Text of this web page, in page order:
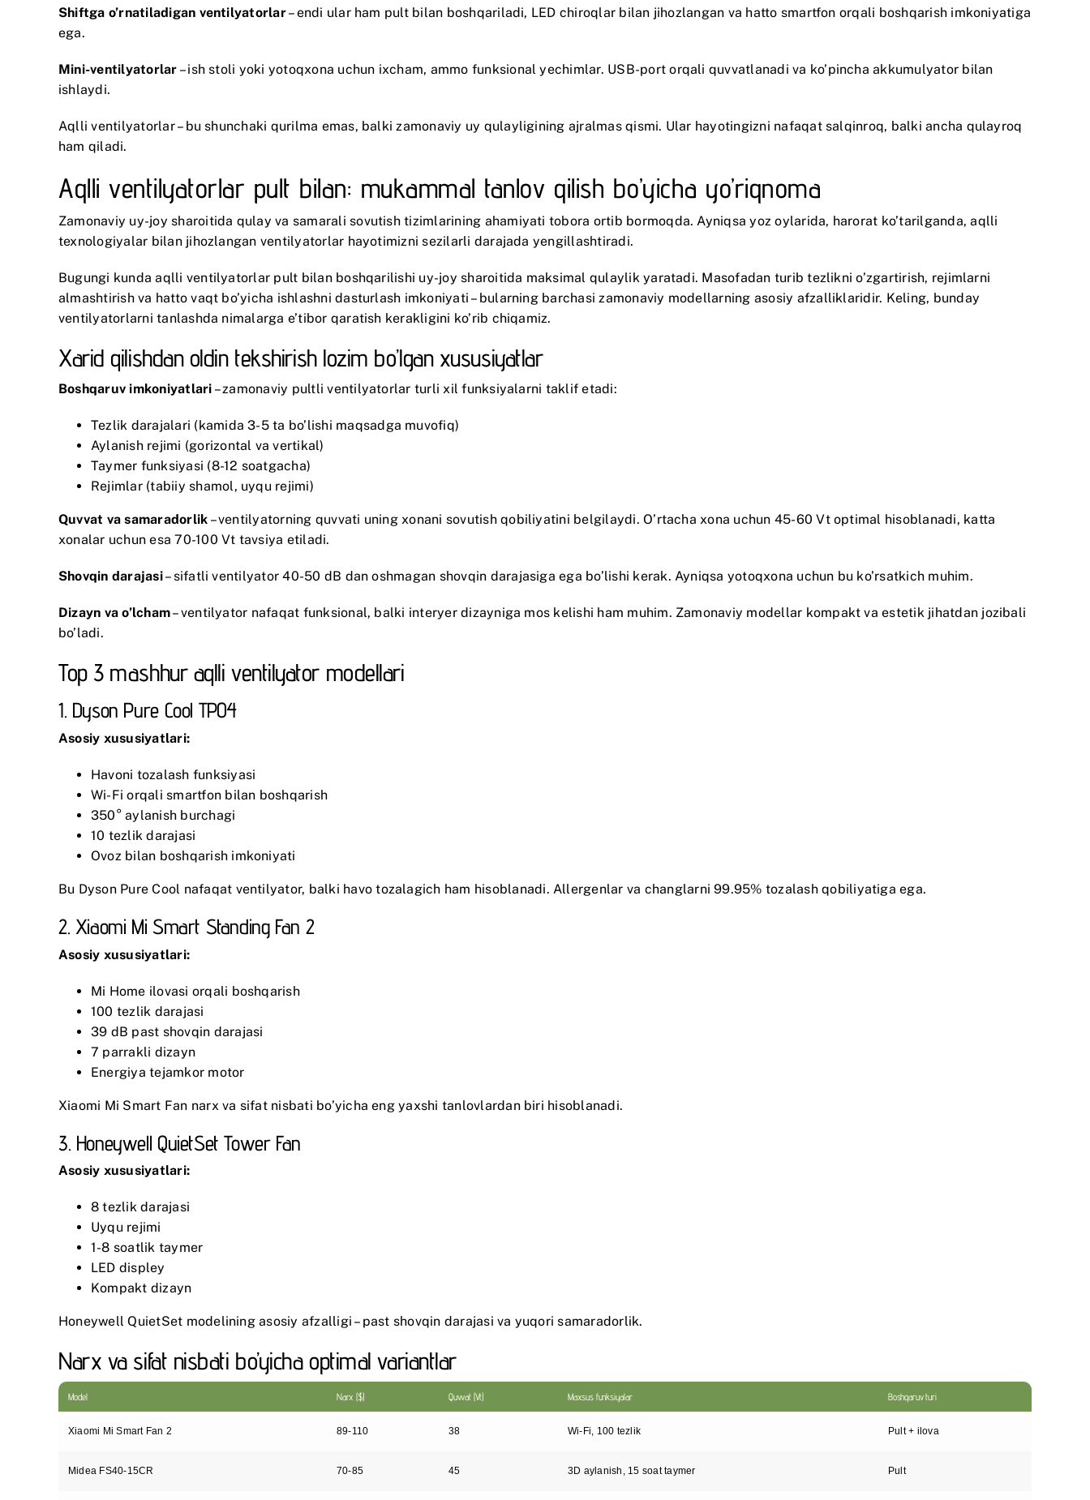
Shiftga o’rnatiladigan ventilyatorlar– endi ular ham pult bilan boshqariladi, LED chiroqlar bilan jihozlangan va hatto smartfon orqali boshqarish imkoniyatiga
ega.
Mini-ventilyatorlar – ish stoli yoki yotoqxona uchun ixcham, ammo funksional yechimlar. USB-port orqali quvvatlanadi va ko’pincha akkumulyator bilan
ishlaydi.
Aqlli ventilyatorlar – bu shunchaki qurilma emas, balki zamonaviy uy qulayligining ajralmas qismi. Ular hayotingizni nafaqat salqinroq, balki ancha qulayroq
ham qiladi.
Aqlli ventilyatorlar pult bilan: mukammal tanlov qilish bo’yicha yo’riqnoma
Zamonaviy uy-joy sharoitida qulay va samarali sovutish tizimlarining ahamiyati tobora ortib bormoqda. Ayniqsa yoz oylarida, harorat ko’tarilganda, aqlli
texnologiyalar bilan jihozlangan ventilyatorlar hayotimizni sezilarli darajada yengillashtiradi.
Bugungi kunda aqlli ventilyatorlar pult bilan boshqarilishi uy-joy sharoitida maksimal qulaylik yaratadi. Masofadan turib tezlikni o’zgartirish, rejimlarni
almashtirish va hatto vaqt bo’yicha ishlashni dasturlash imkoniyati – bularning barchasi zamonaviy modellarning asosiy afzalliklaridir. Keling, bunday
ventilyatorlarni tanlashda nimalarga e’tibor qaratish kerakligini ko’rib chiqamiz.
Xarid qilishdan oldin tekshirish lozim bo’lgan xususiyatlar
Boshqaruv imkoniyatlari – zamonaviy pultli ventilyatorlar turli xil funksiyalarni taklif etadi:
Tezlik darajalari (kamida 3-5 ta bo’lishi maqsadga muvofiq)
Aylanish rejimi (gorizontal va vertikal)
Taymer funksiyasi (8-12 soatgacha)
Rejimlar (tabiiy shamol, uyqu rejimi)
Quvvat va samaradorlik – ventilyatorning quvvati uning xonani sovutish qobiliyatini belgilaydi. O’rtacha xona uchun 45-60 Vt optimal hisoblanadi, katta
xonalar uchun esa 70-100 Vt tavsiya etiladi.
Shovqin darajasi– sifatli ventilyator 40-50 dB dan oshmagan shovqin darajasiga ega bo’lishi kerak. Ayniqsa yotoqxona uchun bu ko’rsatkich muhim.
Dizayn va o’lcham– ventilyator nafaqat funksional, balki interyer dizayniga mos kelishi ham muhim. Zamonaviy modellar kompakt va estetik jihatdan jozibali
bo’ladi.
Top 3 mashhur aqlli ventilyator modellari
1. Dyson Pure Cool TP04
Asosiy xususiyatlari:
Havoni tozalash funksiyasi
Wi-Fi orqali smartfon bilan boshqarish
350° aylanish burchagi
10 tezlik darajasi
Ovoz bilan boshqarish imkoniyati
Bu Dyson Pure Cool nafaqat ventilyator, balki havo tozalagich ham hisoblanadi. Allergenlar va changlarni 99.95% tozalash qobiliyatiga ega.
2. Xiaomi Mi Smart Standing Fan 2
Asosiy xususiyatlari:
Mi Home ilovasi orqali boshqarish
100 tezlik darajasi
39 dB past shovqin darajasi
7 parrakli dizayn
Energiya tejamkor motor
Xiaomi Mi Smart Fan narx va sifat nisbati bo’yicha eng yaxshi tanlovlardan biri hisoblanadi.
3. Honeywell QuietSet Tower Fan
Asosiy xususiyatlari:
8 tezlik darajasi
Uyqu rejimi
1-8 soatlik taymer
LED displey
Kompakt dizayn
Honeywell QuietSet modelining asosiy afzalligi – past shovqin darajasi va yuqori samaradorlik.
Narx va sifat nisbati bo’yicha optimal variantlar
Model Narx ($) Quvvat (Vt) Maxsus funksiyalar Boshqaruv turi
Xiaomi Mi Smart Fan 2 89-110 38 Wi-Fi, 100 tezlik Pult + ilova
Midea FS40-15CR 70-85 45 3D aylanish, 15 soat taymer Pult